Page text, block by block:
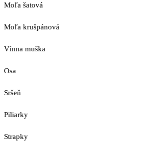
Moľa šatová
Moľa krušpánová
Vínna muška
Osa
Sršeň
Piliarky
Strapky